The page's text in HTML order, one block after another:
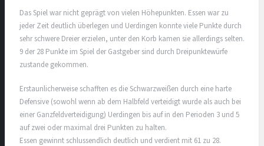
Das Spiel war nicht geprägt von vielen Höhepunkten. Essen war zu
jeder Zeit deutlich überlegen und Uerdingen konnte viele Punkte durch
sehr schwere Dreier erzielen, unter den Korb kamen sie allerdings selten.
9 der 28 Punkte im Spiel der Gastgeber sind durch Dreipunktewürfe
zustande gekommen.
Erstaunlicherweise schafften es die Schwarzweißen durch eine harte
Defensive (sowohl wenn ab dem Halbfeld verteidigt wurde als auch bei
einer Ganzfeldverteidigung) Uerdingen bis auf in den Perioden 3 und 5
auf zwei oder maximal drei Punkten zu halten.
Essen gewinnt schlussendlich deutlich und verdient mit 61 zu 28.